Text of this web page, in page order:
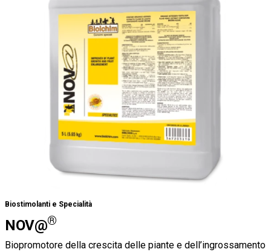
Biostimolanti e Specialità
NOV@®
Biopromotore della crescita delle piante e dell’ingrossamento